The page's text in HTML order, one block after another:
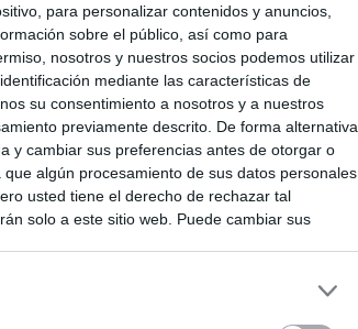
para personalizar contenidos y anuncios,
sobre el público, así como para
nosotros y nuestros socios podemos utilizar
mediante las características de
su consentimiento a nosotros y a nuestros
previamente descrito. De forma alternativa,
y cambiar sus preferencias antes de otorgar o
algún procesamiento de sus datos personales
usted tiene el derecho de rechazar tal
solo a este sitio web. Puede cambiar sus